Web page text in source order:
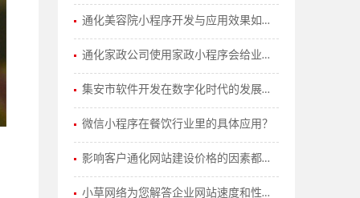
通化美容院小程序开发与应用效果如何？
通化家政公司使用家政小程序会给业务带来哪些改变和优势？
集安市软件开发在数字化时代的发展趋势
微信小程序在餐饮行业里的具体应用？
影响客户通化网站建设价格的因素都有哪些？
小草网络为您解答企业网站速度和性能优化有哪些策略？